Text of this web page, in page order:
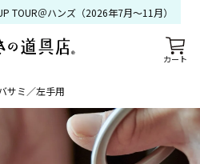
カート
TOUR＠ハンズ（2026年7月〜11月）
サミ／左手用